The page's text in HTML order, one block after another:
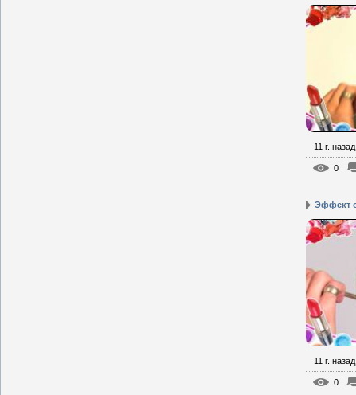
11 г. назад
0
Эффект
11 г. назад
0